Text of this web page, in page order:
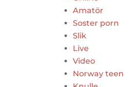
Amatör
Soster porn
Slik
Live
Video
Norway teen